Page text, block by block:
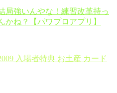
局強いんやな！練習改革持っ
かね？【パワプロアプリ】
入場者特典 お土産 カード